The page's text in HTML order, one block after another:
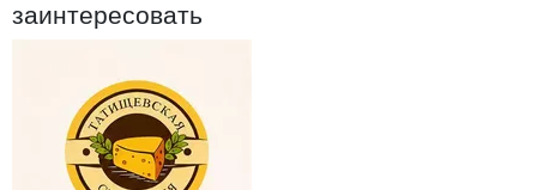
заинтересовать